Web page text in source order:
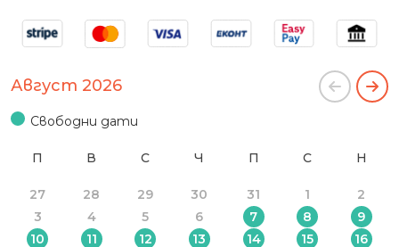
Август 2026
Свободни дати
П В С Ч П С Н
27 28 29 30 31 1
2
3
4 5 6 7 8
9
10
11 12 13 14 15 16